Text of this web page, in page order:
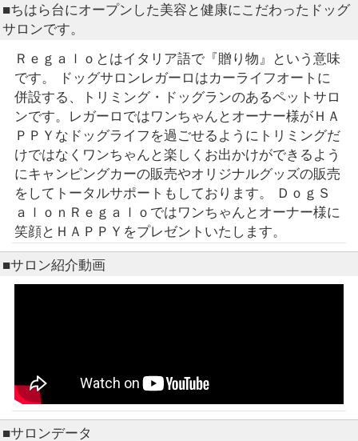
■ちはら台にオープンした美容と健康にこだわったドッグ
サロンです。
Ｒｅｇａｌｏとはイタリア語で『贈り物』という意味
です。 ドッグサロンレガーロはカーライフオートに
併設する、トリミング・ドッグランのあるペットサロ
ンです。レガーロではワンちゃんとオーナー様がＨＡ
ＰＰＹなドッグライフを過ごせるようにトリミングだ
けではなくワンちゃんと楽しくお出かけができるよう
にキャンピングカーの販売やオリジナルグッズの販売
をしてトータルサポートもしております。 ＤｏｇＳ
ａｌｏｎＲｅｇａｌｏではワンちゃんとオーナー様に
笑顔とＨＡＰＰＹをプレゼントいたします。
■サロン紹介動画
■サロンデータ